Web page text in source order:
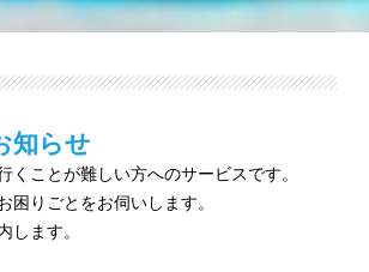
知らせ
ことが難しい方へのサービスです。
りごとをお伺いします。
します。